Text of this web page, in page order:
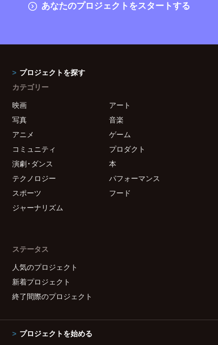
あなたのプロジェクトをスタートする
プロジェクトを探す
カテゴリー
映画
アート
写真
音楽
アニメ
ゲーム
コミュニティ
プロダクト
演劇・ダンス
本
テクノロジー
パフォーマンス
スポーツ
フード
ジャーナリズム
ステータス
人気のプロジェクト
新着プロジェクト
終了間際のプロジェクト
プロジェクトを始める